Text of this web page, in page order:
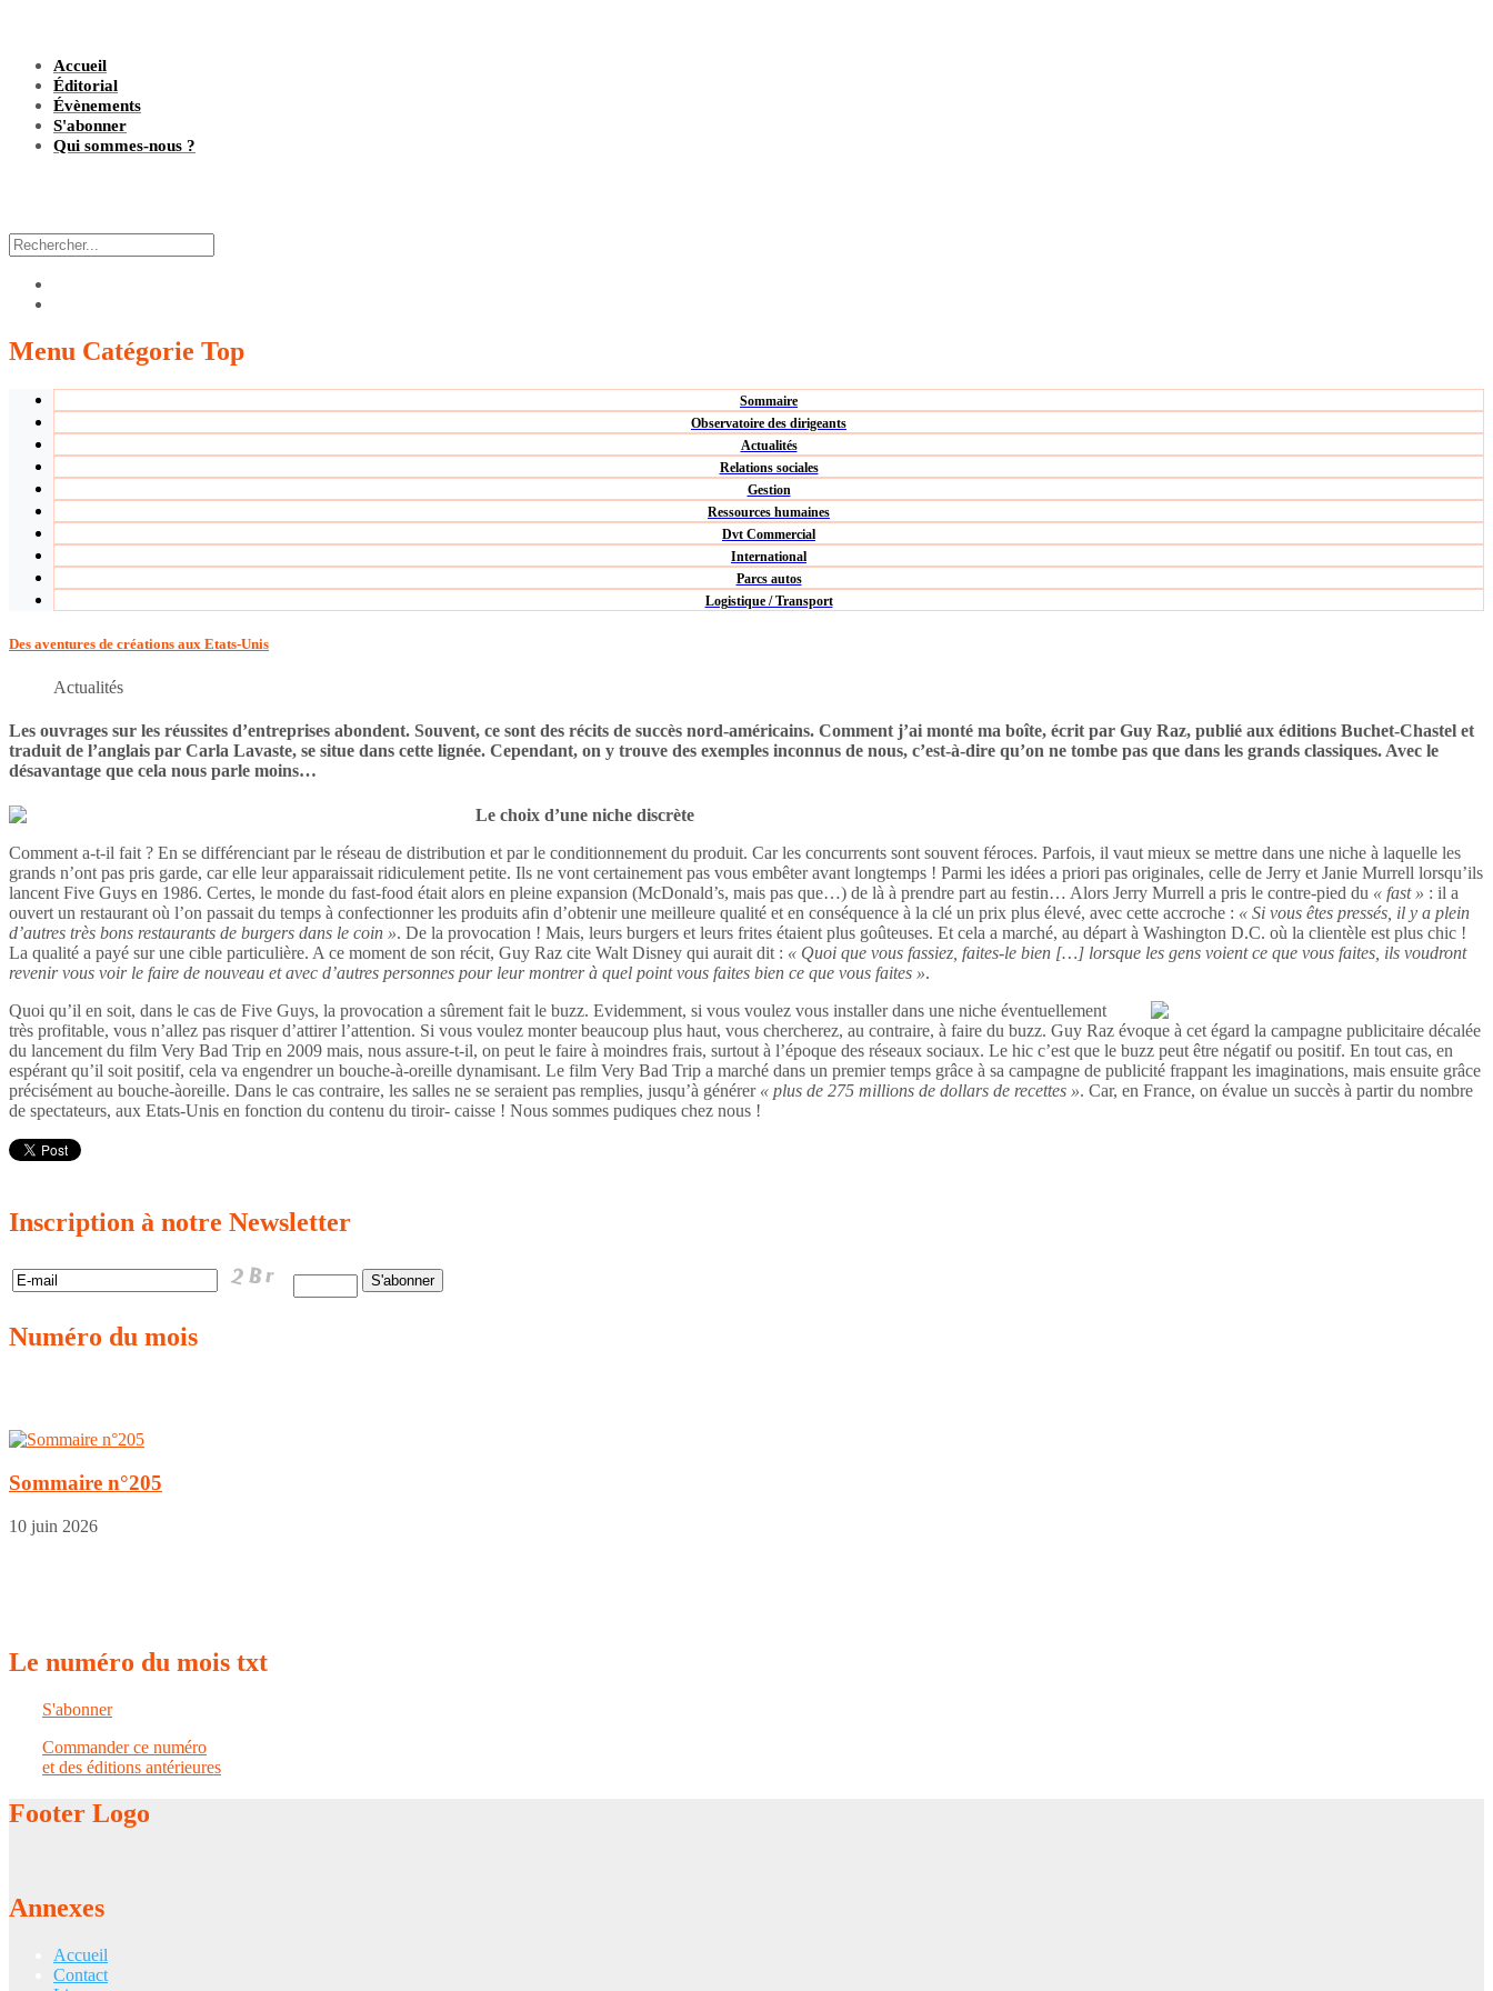
Accueil
Éditorial
Évènements
S'abonner
Qui sommes-nous ?
Menu Catégorie Top
Sommaire
Observatoire des dirigeants
Actualités
Relations sociales
Gestion
Ressources humaines
Dvt Commercial
International
Parcs autos
Logistique / Transport
Des aventures de créations aux Etats-Unis
Actualités
Les ouvrages sur les réussites d’entreprises abondent. Souvent, ce sont des récits de succès nord-américains. Comment j’ai monté ma boîte, écrit par Guy Raz, publié aux éditions Buchet-Chastel et
traduit de l’anglais par Carla Lavaste, se situe dans cette lignée. Cependant, on y trouve des exemples inconnus de nous, c’est-à-dire qu’on ne tombe pas que dans les grands classiques. Avec le
désavantage que cela nous parle moins…
Le choix d’une niche discrète
Comment a-t-il fait ? En se différenciant par le réseau de distribution et par le conditionnement du produit. Car les concurrents sont souvent féroces. Parfois, il vaut mieux se mettre dans une niche à laquelle les
grands n’ont pas pris garde, car elle leur apparaissait ridiculement petite. Ils ne vont certainement pas vous embêter avant longtemps ! Parmi les idées a priori pas originales, celle de Jerry et Janie Murrell lorsqu’ils
lancent Five Guys en 1986. Certes, le monde du fast-food était alors en pleine expansion (McDonald’s, mais pas que…) de là à prendre part au festin… Alors Jerry Murrell a pris le contre-pied du « fast » : il a
ouvert un restaurant où l’on passait du temps à confectionner les produits afin d’obtenir une meilleure qualité et en conséquence à la clé un prix plus élevé, avec cette accroche : « Si vous êtes pressés, il y a plein
d’autres très bons restaurants de burgers dans le coin ». De la provocation ! Mais, leurs burgers et leurs frites étaient plus goûteuses. Et cela a marché, au départ à Washington D.C. où la clientèle est plus chic !
La qualité a payé sur une cible particulière. A ce moment de son récit, Guy Raz cite Walt Disney qui aurait dit : « Quoi que vous fassiez, faites-le bien […] lorsque les gens voient ce que vous faites, ils voudront
revenir vous voir le faire de nouveau et avec d’autres personnes pour leur montrer à quel point vous faites bien ce que vous faites ».
Quoi qu’il en soit, dans le cas de Five Guys, la provocation a sûrement fait le buzz. Evidemment, si vous voulez vous installer dans une niche éventuellement
très profitable, vous n’allez pas risquer d’attirer l’attention. Si vous voulez monter beaucoup plus haut, vous chercherez, au contraire, à faire du buzz. Guy Raz évoque à cet égard la campagne publicitaire décalée
du lancement du film Very Bad Trip en 2009 mais, nous assure-t-il, on peut le faire à moindres frais, surtout à l’époque des réseaux sociaux. Le hic c’est que le buzz peut être négatif ou positif. En tout cas, en
espérant qu’il soit positif, cela va engendrer un bouche-à-oreille dynamisant. Le film Very Bad Trip a marché dans un premier temps grâce à sa campagne de publicité frappant les imaginations, mais ensuite grâce
précisément au bouche-àoreille. Dans le cas contraire, les salles ne se seraient pas remplies, jusqu’à générer « plus de 275 millions de dollars de recettes ». Car, en France, on évalue un succès à partir du nombre
de spectateurs, aux Etats-Unis en fonction du contenu du tiroir- caisse ! Nous sommes pudiques chez nous !
Inscription à notre Newsletter
Numéro du mois
Sommaire n°205
10 juin 2026
Le numéro du mois txt
S'abonner
Commander ce numéro
et des éditions antérieures
Footer Logo
Annexes
Accueil
Contact